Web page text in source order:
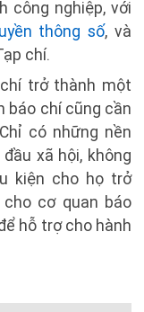
công nghiệp, với
thông số, và
chí.
trở thành một
báo chí cũng cần
có những nền
xã hội, không
kiện cho họ trở
cơ quan báo
hỗ trợ cho hành